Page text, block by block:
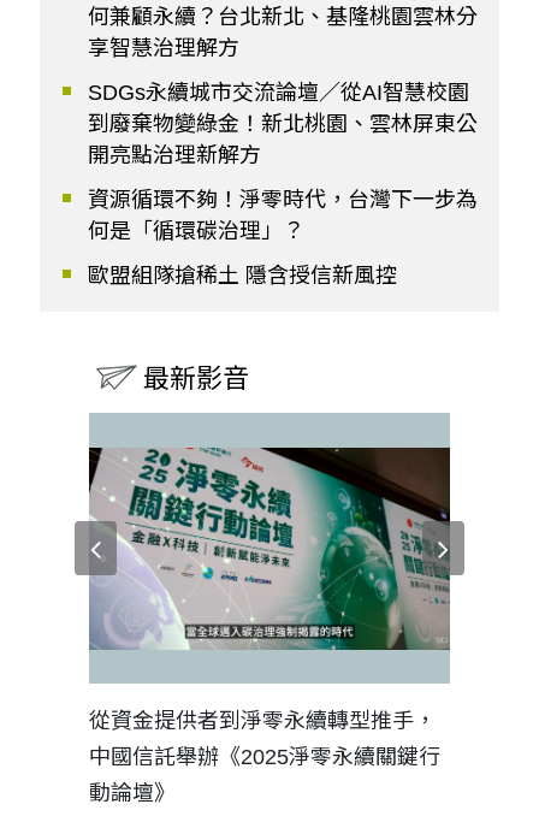
何兼顧永續？台北新北、基隆桃園雲林分
享智慧治理解方
SDGs永續城市交流論壇／從AI智慧校園
到廢棄物變綠金！新北桃園、雲林屏東公
開亮點治理新解方
資源循環不夠！淨零時代，台灣下一步為
何是「循環碳治理」？
歐盟組隊搶稀土 隱含授信新風控
最新影音
從資金提供者到淨零永續轉型推手，
中國信託舉辦《2025淨零永續關鍵行
動論壇》